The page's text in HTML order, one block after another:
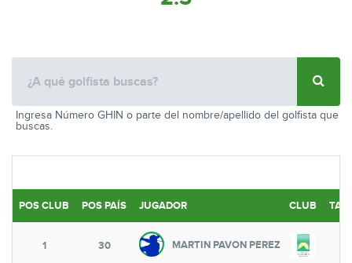
Ingresa Número GHIN o parte del nombre/apellido del golfista que
buscas.
POS CLUB POS PAÍS JUGADOR CLUB
1 30 MARTIN PAVON PEREZ